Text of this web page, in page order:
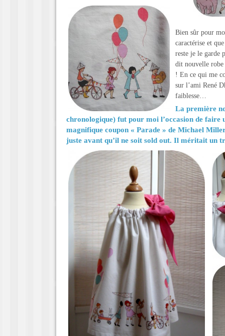
Bien sûr pour
caractérise et
reste je le garde
dit nouvelle
! En ce qui me
sur l’ami René
faiblesse…
La première
chronologique) fut pour moi l’occasion de faire
magnifique coupon « Parade » de Michael
juste avant qu’il ne soit sold out. Il méritait un